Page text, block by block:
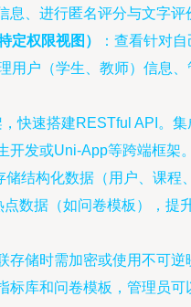
息、进行匿名评分与文字
定权限视图）
：查看针对
理用户（学生、教师）信息
，快速搭建RESTful API。
开发或Uni-App等跨端框架
储结构化数据（用户、课程
点数据（如问卷模板），提
存储时需加密或使用不可
标库和问卷模板，管理员